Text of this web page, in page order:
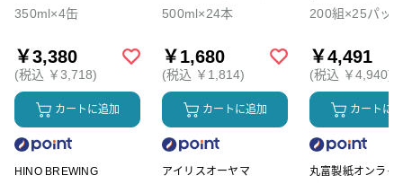
350ml×4缶
￥3,380
(税込 ￥3,718)
カートに追加
HINO BREWING
ーダ
500ml×24本
￥1,680
(税込 ￥1,814)
カートに追加
アイリスオーヤマ
200組×25パッ
￥4,491
(税込 ￥4,940)
カートに
丸富製紙オンライ